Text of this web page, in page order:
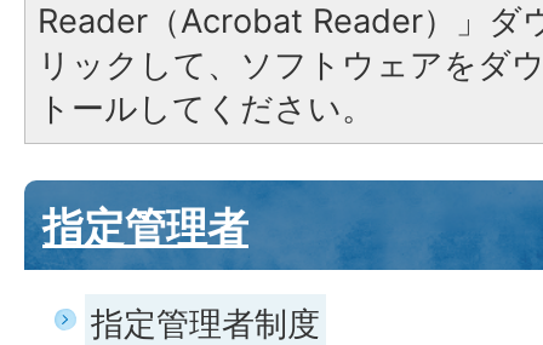
Reader（Acrobat Reader）」ダ
リックして、ソフトウェアをダ
トールしてください。
指定管理者
指定管理者制度